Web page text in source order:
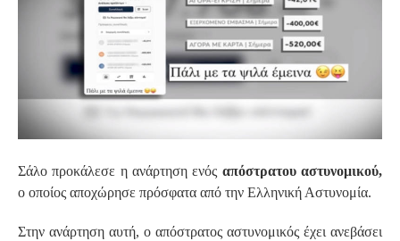
Σάλο προκάλεσε η ανάρτηση ενός απόστρατου αστυνομικού,
ο οποίος αποχώρησε πρόσφατα από την Ελληνική Αστυνομία.
Στην ανάρτηση αυτή, ο απόστρατος αστυνομικός έχει ανεβάσει